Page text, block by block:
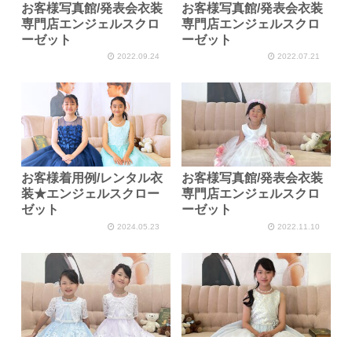
お客様写真館/発表会衣装
専門店エンジェルスクロ
ーゼット
2022.09.24
お客様写真館/発表会衣装
専門店エンジェルスクロ
ーゼット
2022.07.21
お客様着用例/レンタル衣
装★エンジェルスクロー
ゼット
2024.05.23
お客様写真館/発表会衣装
専門店エンジェルスクロ
ーゼット
2022.11.10